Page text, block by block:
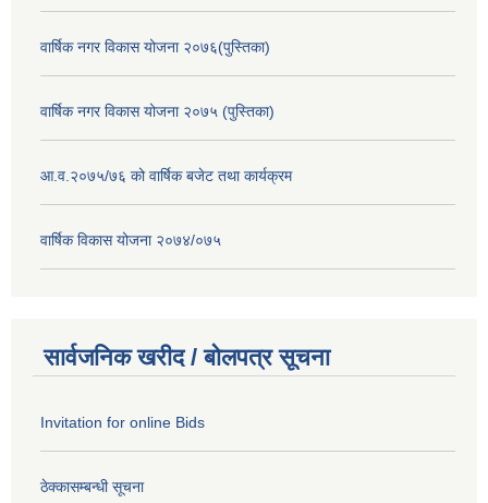
वार्षिक नगर विकास योजना २०७६(पुस्तिका)
वार्षिक नगर विकास योजना २०७५ (पुस्तिका)
आ.व.२०७५/७६ को वार्षिक बजेट तथा कार्यक्रम
वार्षिक विकास योजना २०७४/०७५
सार्वजनिक खरीद / बोलपत्र सूचना
Invitation for online Bids
ठेक्कासम्बन्धी सूचना